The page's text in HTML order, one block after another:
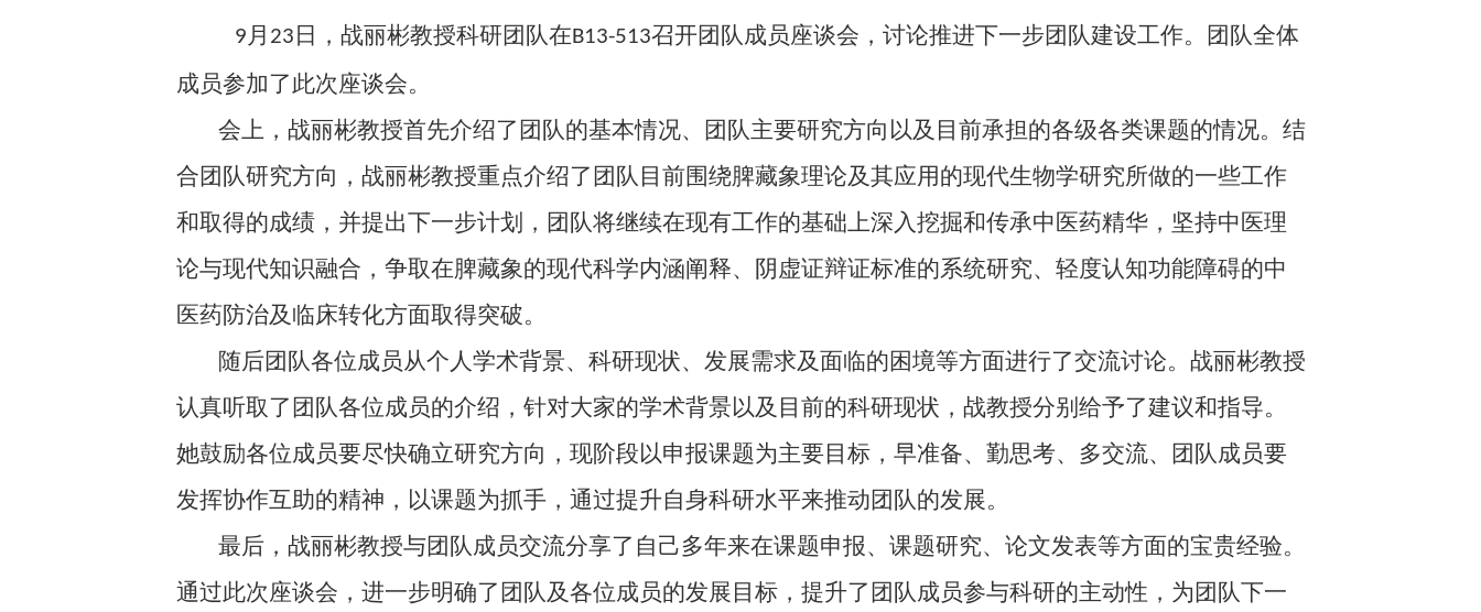
9月 23 日，战丽彬教授科研团队在B13-513召开团队成员座谈会，讨论推进下一步团队建设工作。团队全体
成员参加了此次座谈会。
会上，战丽彬教授首先介绍了团队的基本情况、团队主要研究方向以及目前承担的各级各类课题的情况。结
合团队研究方向，战丽彬教授重点介绍了团队目前围绕脾藏象理论及其应用的现代生物学研究所做的一些工作
和取得的成绩，并提出下一步计划， 团队将继续在现有工作的基础上深入挖掘和传承中医药精华，坚持中医理
论与现代知识融合，争取在脾藏象的现代科学内涵阐释、阴虚证辩证标准的系统研究、轻度认知功能障碍的中
医药防治及临床转化方面取得突破。
随后团队各位成员从个人学术背景、科研现状、发展需求及面临的困境等方面进行了交流讨论。战丽彬教授
认真听取了团队各位成员的介绍，针对大家的学术背景以及目前的科研现状，战教授分别给予了建议和指导。
她鼓励各位成员要尽快确立研究方向，现阶段以申报课题为主要目标，早准备、勤思考、多交流、团队成员要
发挥协作互助的精神，以课题为抓手，通过提升自身科研水平来推动团队的发展。
最后，战丽彬教授与团队成员交流分享了自己多年来在课题申报、课题研究、论文发表等方面的宝贵经验。
通过此次座谈会，进一步明确了团队及各位成员的发展目标，提升了团队成员参与科研的主动性，为团队下一